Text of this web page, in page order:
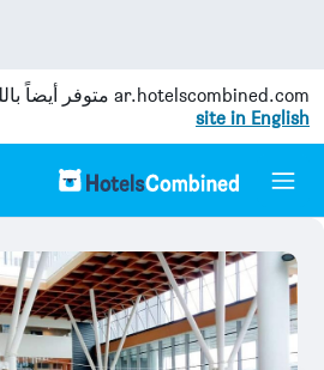
ar.hotelscombined.com متوفر أيضاً
site in English